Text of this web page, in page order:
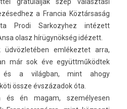
a Fran­cia Köztársaság
Prodi Sar­kozyhez intézett
olasz hírügynökség idézett.
em­lékez­tet arra,
már sok éve együttműködtek
és a világban, mint ahogy
össze évszázadok óta.
és én magam, személyes­en